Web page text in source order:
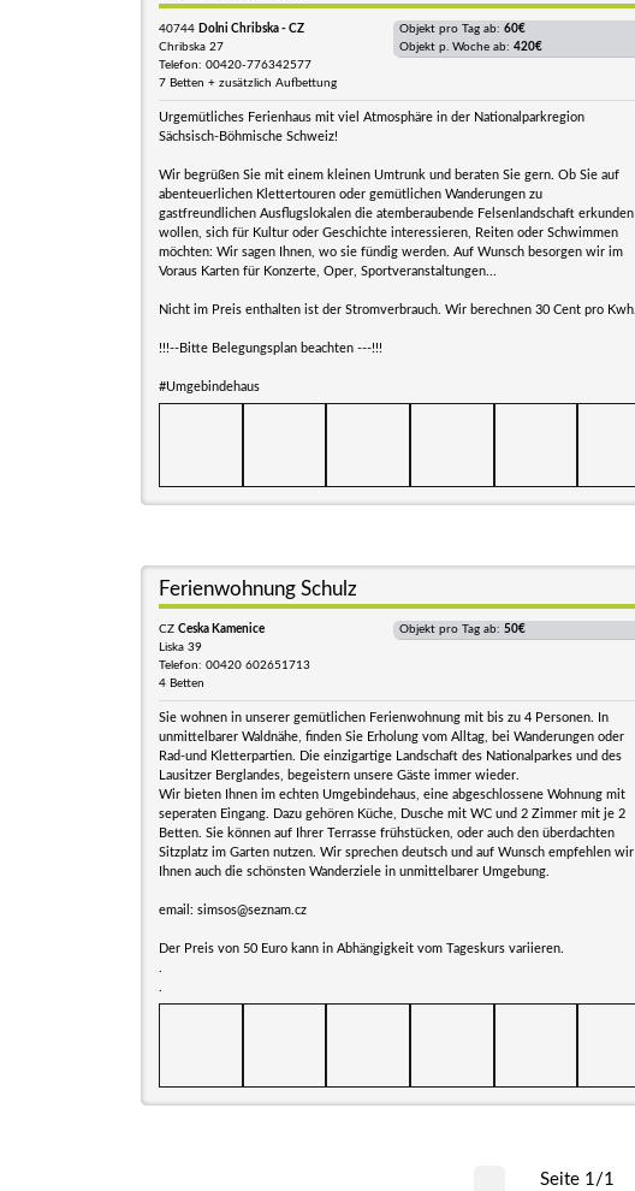
40744 Dolni Chribska - CZ
Chribska 27
Telefon: 00420-776342577
7 Betten + zusätzlich Aufbettung
Objekt pro Tag ab: 60€
Objekt p. Woche ab: 420€
Urgemütliches Ferienhaus mit viel Atmosphäre in der Nationalparkregion
Sächsisch-Böhmische Schweiz!
Wir begrüßen Sie mit einem kleinen Umtrunk und beraten Sie gern. Ob Sie auf
abenteuerlichen Klettertouren oder gemütlichen Wanderungen zu
gastfreundlichen Ausflugslokalen die atemberaubende Felsenlandschaft erkunden
wollen, sich für Kultur oder Geschichte interessieren, Reiten oder Schwimmen
möchten: Wir sagen Ihnen, wo sie fündig werden. Auf Wunsch besorgen wir im
Voraus Karten für Konzerte, Oper, Sportveranstaltungen...
Nicht im Preis enthalten ist der Stromverbrauch. Wir berechnen 30 Cent pro Kwh.
!!!--Bitte Belegungsplan beachten ---!!!
#Umgebindehaus
Ferienwohnung Schulz
CZ Ceska Kamenice
Liska 39
Telefon: 00420 602651713
4 Betten
Objekt pro Tag ab: 50€
Sie wohnen in unserer gemütlichen Ferienwohnung mit bis zu 4 Personen. In
unmittelbarer Waldnähe, finden Sie Erholung vom Alltag, bei Wanderungen oder
Rad-und Kletterpartien. Die einzigartige Landschaft des Nationalparkes und des
Lausitzer Berglandes, begeistern unsere Gäste immer wieder.
Wir bieten Ihnen im echten Umgebindehaus, eine abgeschlossene Wohnung mit
seperaten Eingang. Dazu gehören Küche, Dusche mit WC und 2 Zimmer mit je 2
Betten. Sie können auf Ihrer Terrasse frühstücken, oder auch den überdachten
Sitzplatz im Garten nutzen. Wir sprechen deutsch und auf Wunsch empfehlen wir
Ihnen auch die schönsten Wanderziele in unmittelbarer Umgebung.
email: simsos@seznam.cz
Der Preis von 50 Euro kann in Abhängigkeit vom Tageskurs variieren.
Seite 1/1